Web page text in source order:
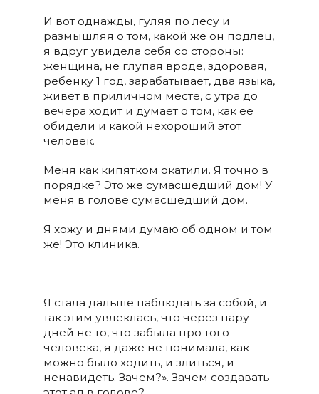
И вот однажды, гуляя по лесу и
размышляя о том, какой же он подлец,
я вдруг увидела себя со стороны:
женщина, не глупая вроде, здоровая,
ребенку 1 год, зарабатывает, два языка,
живет в приличном месте, с утра до
вечера ходит и думает о том, как ее
обидели и какой нехороший этот
человек.
Меня как кипятком окатили. Я точно в
порядке? Это же сумасшедший дом! У
меня в голове сумасшедший дом.
Я хожу и днями думаю об одном и том
же! Это клиника.
Я стала дальше наблюдать за собой, и
так этим увлеклась, что через пару
дней не то, что забыла про того
человека, я даже не понимала, как
можно было ходить, и злиться, и
ненавидеть. Зачем?». Зачем создавать